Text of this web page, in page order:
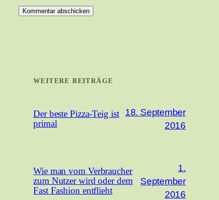
WEITERE BEITRÄGE
Der beste Pizza-Teig ist
primal
18. September
2016
Wie man vom Verbraucher
zum Nutzer wird oder dem
Fast Fashion entflieht
1.
September
2016